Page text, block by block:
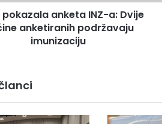
pokazala anketa INZ-a: Dvije
anketiranih podržavaju
imunizaciju